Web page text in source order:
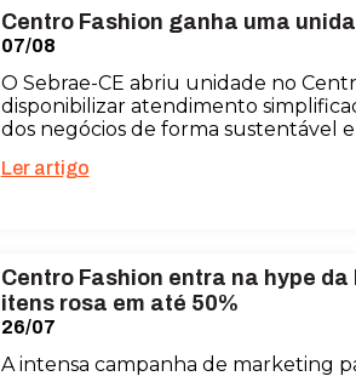
Centro Fashion ganha uma
07/08
O Sebrae-CE abriu unidade no
disponibilizar atendimento
dos negócios de forma sustentável
Ler artigo
Centro Fashion entra na hype
itens rosa em até 50%
26/07
A intensa campanha de marketing